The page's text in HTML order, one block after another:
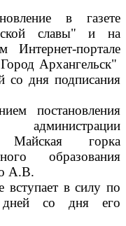
в газете
славы" и на
Интернет-портале
Архангельск"
со дня подписания
постановления
Майская горка
образования
А.В.
вступает в силу по
дней со дня его